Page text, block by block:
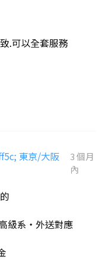
.可以全套服務
東京/大阪
3 個月
內
級系・外送對應